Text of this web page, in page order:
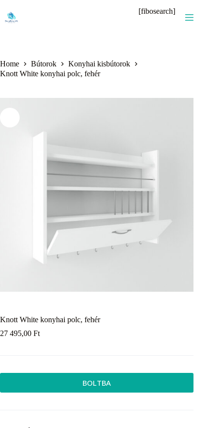
content
[fibosearch]
Home Bútorok
Konyhai kisbútorok
Knott White konyhai polc, fehér
Knott White konyhai polc, fehér
27 495,00 Ft
BOLTBA